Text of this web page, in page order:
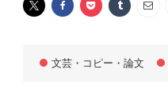
文芸・コピー・論文